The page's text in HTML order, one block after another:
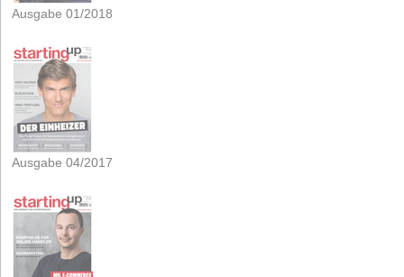
Ausgabe 01/2018
Ausgabe 04/2017